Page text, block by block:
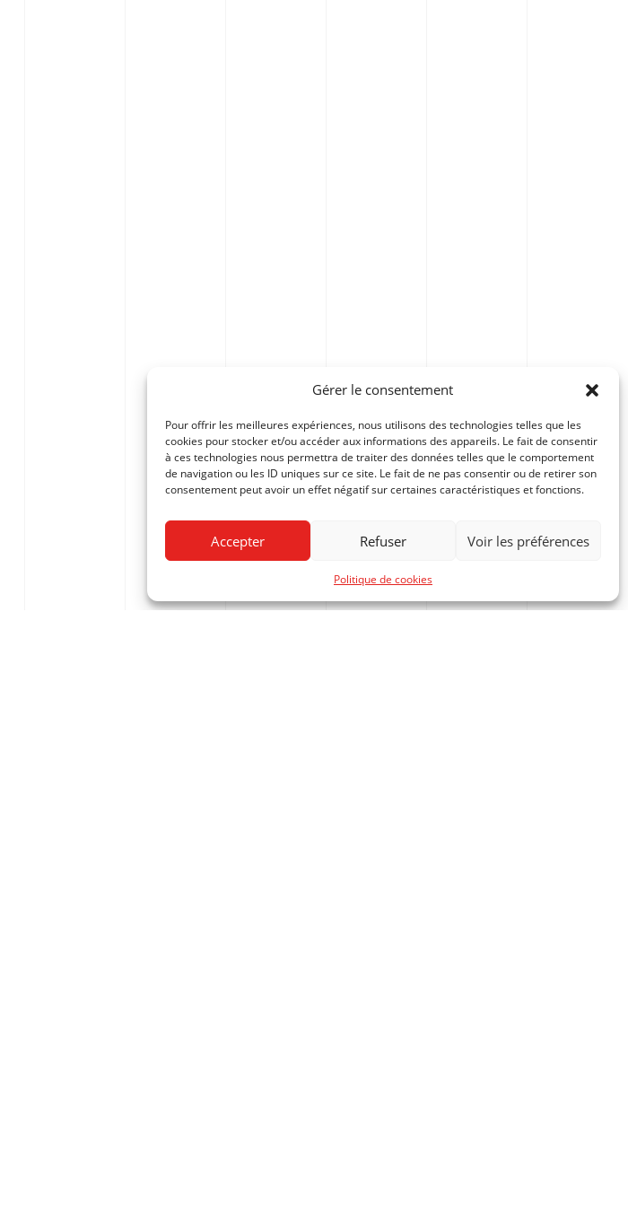
Gérer le consentement
Pour offrir les meilleures expériences, nous utilisons des technologies telles que les
cookies pour stocker et/ou accéder aux informations des appareils. Le fait de consentir
à ces technologies nous permettra de traiter des données telles que le comportement
de navigation ou les ID uniques sur ce site. Le fait de ne pas consentir ou de retirer son
consentement peut avoir un effet négatif sur certaines caractéristiques et fonctions.
Accepter Refuser Voir les préférences
Politique de cookies